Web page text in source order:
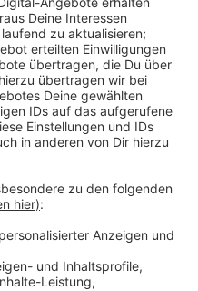
– sonst würden in
entstehen. Die
nächsten, längeren
League Tickets